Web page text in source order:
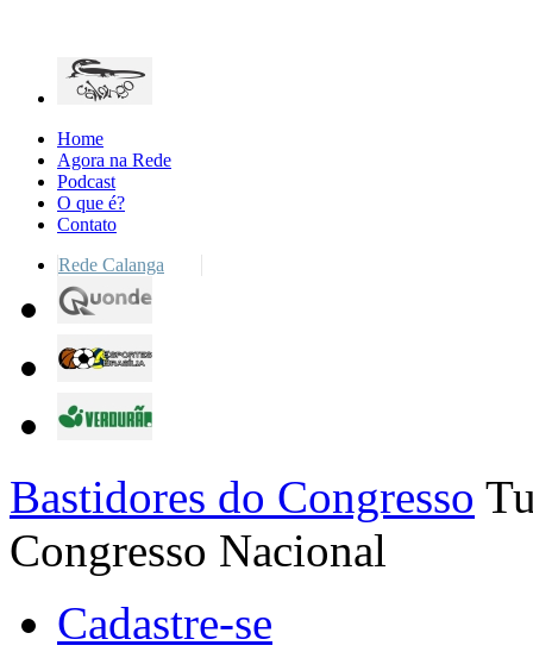
Home
Agora na Rede
Podcast
O que é?
Contato
Rede Calanga
Bastidores do Congresso
Congresso Nacional
Cadastre-se